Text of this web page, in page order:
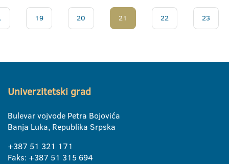
19 20 21 22 23
Univerzitetski grad
Bulevar vojvode Petra Bojovića
Banja Luka, Republika Srpska
+387 51 321 171
Faks: +387 51 315 694